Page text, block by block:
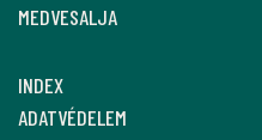
MEDVESALJA
INDEX
ADATVÉDELEM